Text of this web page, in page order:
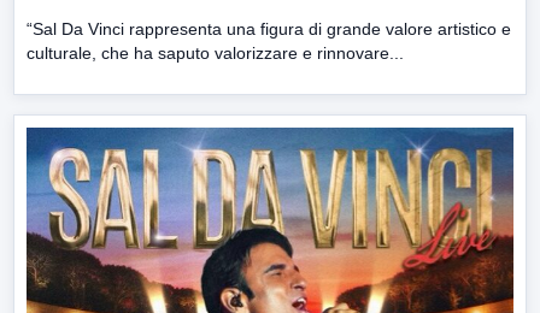
“Sal Da Vinci rappresenta una figura di grande valore artistico e
culturale, che ha saputo valorizzare e rinnovare...